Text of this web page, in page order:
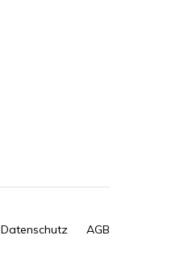
Datenschutz AGB